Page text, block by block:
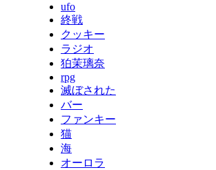
ufo
終戦
クッキー
ラジオ
狛茉璃奈
rpg
滅ぼされた
バー
ファンキー
猫
海
オーロラ